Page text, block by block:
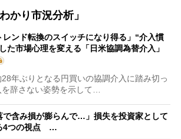
かり市況分析」
レンド転換のスイッチになり得る」“介入慣
た市場心理を変える「日米協調為替介入」
年ぶりとなる円買いの協調介入に踏み切っ
辞さない姿勢を示して…
で含み損が膨らんで…」損失を投資家として
4つの視点 …